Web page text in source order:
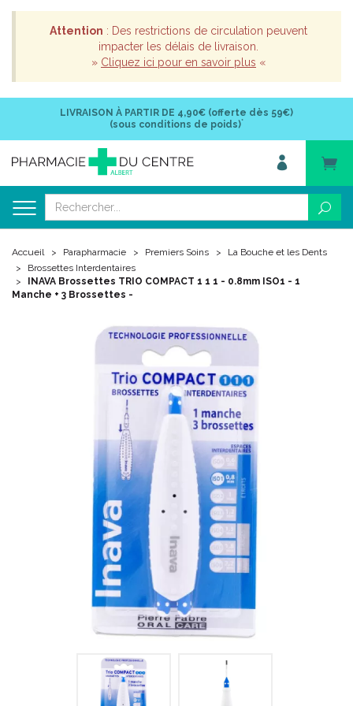
Attention : Des restrictions de circulation peuvent
impacter les délais de livraison.
» Cliquez ici pour en savoir plus «
LIVRAISON À PARTIR DE 4,90€ (offerte dès 59€)
(sous conditions de poids)*
Accueil Parapharmacie Premiers Soins
La Bouche et les Dents
Brossettes Interdentaires
INAVA Brossettes TRIO COMPACT 1 1 1 - 0.8mm ISO1 - 1
Manche + 3 Brossettes -